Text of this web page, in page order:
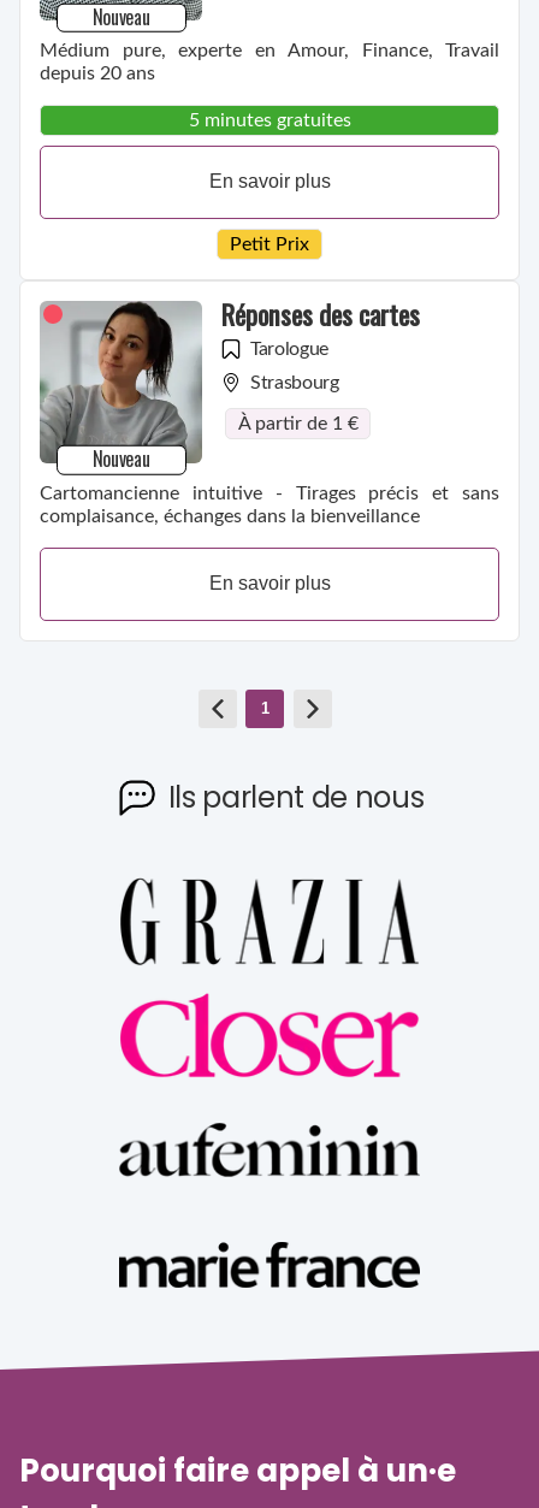
Nouveau
Médium pure, experte en Amour, Finance, Travail
depuis 20 ans
5 minutes gratuites
En savoir plus
Petit Prix
Nouveau
Réponses des cartes
Tarologue
Strasbourg
À partir de 1 €
Cartomancienne intuitive - Tirages précis et sans
complaisance, échanges dans la bienveillance
En savoir plus
1
Ils parlent de nous
Pourquoi faire appel à un·e